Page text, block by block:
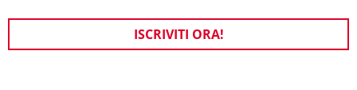
ISCRIVITI ORA!